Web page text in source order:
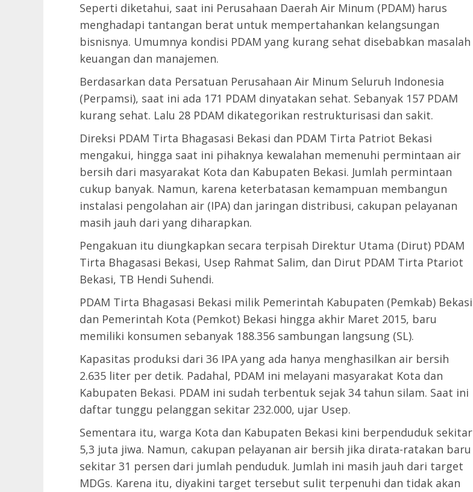
Seperti diketahui, saat ini Perusahaan Daerah Air Minum (PDAM) harus
menghadapi tantangan berat untuk mempertahankan kelangsungan
bisnisnya. Umumnya kondisi PDAM yang kurang sehat disebabkan masalah
keuangan dan manajemen.
Berdasarkan data Persatuan Perusahaan Air Minum Seluruh Indonesia
(Perpamsi), saat ini ada 171 PDAM dinyatakan sehat. Sebanyak 157 PDAM
kurang sehat. Lalu 28 PDAM dikategorikan restrukturisasi dan sakit.
Direksi PDAM Tirta Bhagasasi Bekasi dan PDAM Tirta Patriot Bekasi
mengakui, hingga saat ini pihaknya kewalahan memenuhi permintaan air
bersih dari masyarakat Kota dan Kabupaten Bekasi. Jumlah permintaan
cukup banyak. Namun, karena keterbatasan kemampuan membangun
instalasi pengolahan air (IPA) dan jaringan distribusi, cakupan pelayanan
masih jauh dari yang diharapkan.
Pengakuan itu diungkapkan secara terpisah Direktur Utama (Dirut) PDAM
Tirta Bhagasasi Bekasi, Usep Rahmat Salim, dan Dirut PDAM Tirta Ptariot
Bekasi, TB Hendi Suhendi.
PDAM Tirta Bhagasasi Bekasi milik Pemerintah Kabupaten (Pemkab) Bekasi
dan Pemerintah Kota (Pemkot) Bekasi hingga akhir Maret 2015, baru
memiliki konsumen sebanyak 188.356 sambungan langsung (SL).
Kapasitas produksi dari 36 IPA yang ada hanya menghasilkan air bersih
2.635 liter per detik. Padahal, PDAM ini melayani masyarakat Kota dan
Kabupaten Bekasi. PDAM ini sudah terbentuk sejak 34 tahun silam. Saat ini
daftar tunggu pelanggan sekitar 232.000, ujar Usep.
Sementara itu, warga Kota dan Kabupaten Bekasi kini berpenduduk sekitar
5,3 juta jiwa. Namun, cakupan pelayanan air bersih jika dirata-ratakan baru
sekitar 31 persen dari jumlah penduduk. Jumlah ini masih jauh dari target
MDGs. Karena itu, diyakini target tersebut sulit terpenuhi dan tidak akan